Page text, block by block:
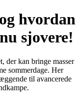
hvordan
sjovere!
der kan bringe masser
sommerdage. Her
til avancerede